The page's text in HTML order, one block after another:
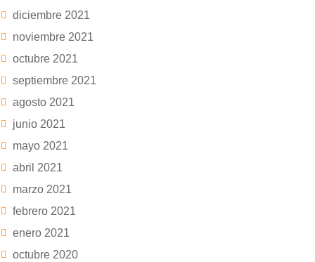
diciembre 2021
noviembre 2021
octubre 2021
septiembre 2021
agosto 2021
junio 2021
mayo 2021
abril 2021
marzo 2021
febrero 2021
enero 2021
octubre 2020